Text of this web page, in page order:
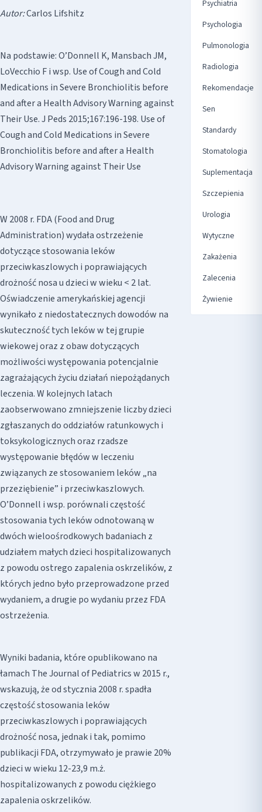
Autor:Carlos Lifshitz
Na podstawie: O’Donnell K, Mansbach JM,
LoVecchio F i wsp. Use of Cough and Cold
Medications in Severe Bronchiolitis before
and after a Health Advisory Warning against
Their Use. J Peds 2015;167:196-198. Use of
Cough and Cold Medications in Severe
Bronchiolitis before and after a Health
Advisory Warning against Their Use
W 2008 r. FDA (Food and Drug
Administration) wydała ostrzeżenie
dotyczące stosowania leków
przeciwkaszlowych i poprawiających
drożność nosa u dzieci w wieku < 2 lat.
Oświadczenie amerykańskiej agencji
wynikało z niedostatecznych dowodów na
skuteczność tych leków w tej grupie
wiekowej oraz z obaw dotyczących
możliwości występowania potencjalnie
zagrażających życiu działań niepożądanych
leczenia. W kolejnych latach
zaobserwowano zmniejszenie liczby dzieci
zgłaszanych do oddziałów ratunkowych i
toksykologicznych oraz rzadsze
występowanie błędów w leczeniu
związanych ze stosowaniem leków „na
przeziębienie” i przeciwkaszlowych.
O’Donnell i wsp. porównali częstość
stosowania tych leków odnotowaną w
dwóch wieloośrodkowych badaniach z
udziałem małych dzieci hospitalizowanych
z powodu ostrego zapalenia oskrzelików, z
których jedno było przeprowadzone przed
wydaniem, a drugie po wydaniu przez FDA
ostrzeżenia.
Wyniki badania, które opublikowano na
łamach The Journal of Pediatrics w 2015 r.,
wskazują, że od stycznia 2008 r. spadła
częstość stosowania leków
przeciwkaszlowych i poprawiających
drożność nosa, jednak i tak, pomimo
publikacji FDA, otrzymywało je prawie 20%
dzieci w wieku 12-23,9 m.ż.
hospitalizowanych z powodu ciężkiego
zapalenia oskrzelików.
Psychiatria
Psychologia
Pulmonologia
Radiologia
Rekomendacje
Sen
Standardy
Stomatologia
Suplementacja
Szczepienia
Urologia
Wytyczne
Zakażenia
Zalecenia
Żywienie